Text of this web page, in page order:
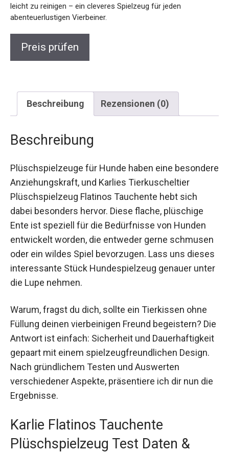
leicht zu reinigen – ein cleveres Spielzeug für jeden
abenteuerlustigen Vierbeiner.
Preis prüfen
Beschreibung Rezensionen (0)
Beschreibung
Plüschspielzeuge für Hunde haben eine besondere
Anziehungskraft, und Karlies Tierkuscheltier
Plüschspielzeug Flatinos Tauchente hebt sich
dabei besonders hervor. Diese flache, plüschige
Ente ist speziell für die Bedürfnisse von Hunden
entwickelt worden, die entweder gerne schmusen
oder ein wildes Spiel bevorzugen. Lass uns dieses
interessante Stück Hundespielzeug genauer unter
die Lupe nehmen.
Warum, fragst du dich, sollte ein Tierkissen ohne
Füllung deinen vierbeinigen Freund begeistern? Die
Antwort ist einfach: Sicherheit und Dauerhaftigkeit
gepaart mit einem spielzeugfreundlichen Design.
Nach gründlichem Testen und Auswerten
verschiedener Aspekte, präsentiere ich dir nun die
Ergebnisse.
Karlie Flatinos Tauchente
Plüschspielzeug Test Daten &